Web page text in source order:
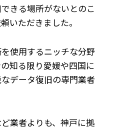
きる場所がないとのこ
いただきました。
使用するニッチな分野
知る限り愛媛や四国に
データ復旧の専門業者
業者よりも、神戸に拠